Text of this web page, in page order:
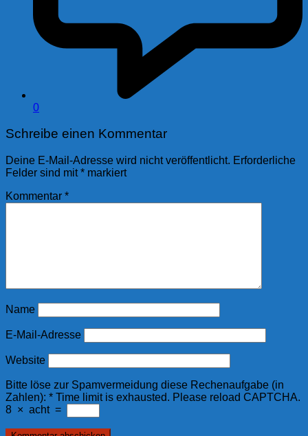
0
Schreibe einen Kommentar
Deine E-Mail-Adresse wird nicht veröffentlicht. Erforderliche
Felder sind mit* markiert
Kommentar *
Name
E-Mail-Adresse
Website
Bitte löse zur Spamvermeidung diese Rechenaufgabe (in
Zahlen): * Time limit is exhausted. Please reload CAPTCHA.
8 × acht =